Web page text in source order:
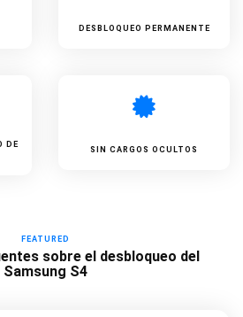
DESBLOQUEO PERMANENTE
DE
SIN CARGOS OCULTOS
FEATURED
sobre el desbloqueo del
Samsung S4